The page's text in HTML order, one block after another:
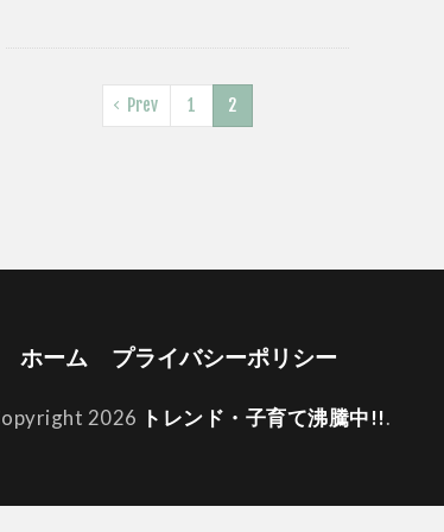
Prev 1 2
ホーム プライバシーポリシー
2026 トレンド・子育て沸騰中!!.